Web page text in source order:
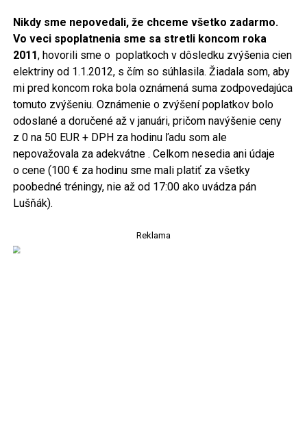
Nikdy sme nepovedali, že chceme všetko zadarmo.
Vo veci spoplatnenia sme sa stretli koncom roka
2011, hovorili sme o poplatkoch v dôsledku zvýšenia cien
elektriny od 1.1.2012, s čím so súhlasila. Žiadala som, aby
mi pred koncom roka bola oznámená suma zodpovedajúca
tomuto zvýšeniu. Oznámenie o zvýšení poplatkov bolo
odoslané a doručené až v januári, pričom navýšenie ceny
z 0 na 50 EUR + DPH za hodinu ľadu som ale
nepovažovala za adekvátne . Celkom nesedia ani údaje
o cene (100 € za hodinu sme mali platiť za všetky
poobedné tréningy, nie až od 17:00 ako uvádza pán
Lušňák).
Reklama